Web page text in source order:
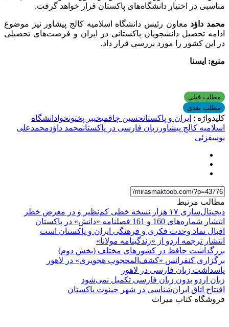
مناسبی در اختیار دانشگاه‌های پاکستان قرار خواهد گرفت.
محمد داؤد معاون رئیس دانشگاه اسلامیه کالج پیشاور نیز موضوع
ادامه تحصیل دانشجویان پاکستانی در ایران و فرصت‌های تحصیلی
در این کشور را مورد بررسی قرار داد.
منبع: ایسنا
مطلب قبلی
مطلب بعدی
کلیدواژه : ایران و پاکستانحسین چاقمیخیبر پختونخوا دانشگاه
اسلامیه کالج پیشاور زبان فارسی در پاکستانمحمد داؤدمحمدعلی
یوسفزئی
مطالب مرتبط
دیجیتال‌سازی ۱۷ هزار نسخه خطی کم‌نظیر و در معرض خطر
انتشار شماره‌های 160 و 161 فصلنامه «دانش» در پاکستان
اقبال نماد وحدت فکری و فرهنگی ایران و پاکستان است
انتشار ترجمه اردو از «زندگینامه مولانا»
بزرگداشت حافظ در کشورهای مختلف (بخش دوم)
برگزاری کنفرانس «کشف‌المحجوب هجویری» در لاهور
پاسداشت زبان فارسی در لاهور
زبان اردو بدون زبان فارسی تکمیل نمی‌شود
افتتاح اتاق ایران‌شناسی در شهر چینوت پاکستان
فروشگاه کتاب میراث